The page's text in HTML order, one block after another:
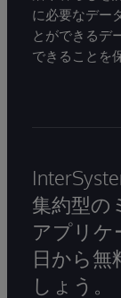
に必要なデー
とができるデ
できることを
集約型の
アプリケ
日から無
しょう。